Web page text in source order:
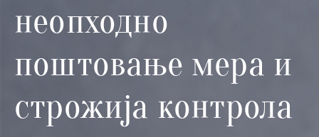
Горњи
неопходно
поштовање мера и
строжија контрола